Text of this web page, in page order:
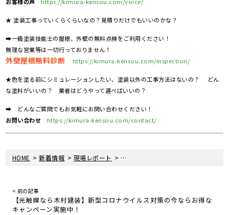
★ 塗装工事っていくらくらいなの？見積りだけでもいいのかな？
➡一級塗装技能士の屋根、外壁の無料点検をご利用ください！
無理な営業等は一切行っておりません！
外壁屋根無料診断 https://kimura-kensou.com/inspection/
★色を塗る前にシミュレーションしたい、塗装以外の工事方法はないの？ どん
な塗料がいいの？ 業者はどうやって選べばいいの？
➡ どんなご質問でもお気軽にお問い合わせください！
お問い合わせ
https://kimura-kensou.com/contact/
HOME >新着情報 > 現場レポート > 千葉県市原市 外壁塗装 漆喰工
< 前の記事
【光触媒なら木村建装】新型コロナウイルス対策の今ならお得な
キャンペーン実施中！